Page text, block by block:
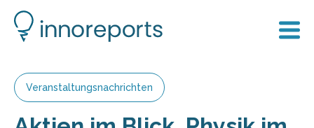
Veranstaltungsnachrichten